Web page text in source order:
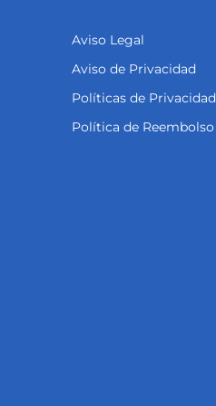
Aviso Legal
Aviso de Privacidad
Políticas de Privacidad
Política de Reembolso